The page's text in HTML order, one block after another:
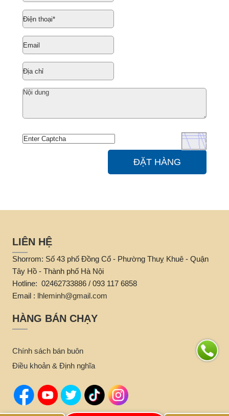
ĐẶT HÀNG
LIÊN HỆ
Shorrom: Số 43 phố Đồng Cổ - Phường Thuỵ Khuê - Quận
Tây Hồ - Thành phố Hà Nội
Hotline: 02462733886 / 093 117 6858
Email : lhleminh@gmail.com
HÀNG BÁN CHẠY
Chính sách bán buôn
Điều khoản & Định nghĩa